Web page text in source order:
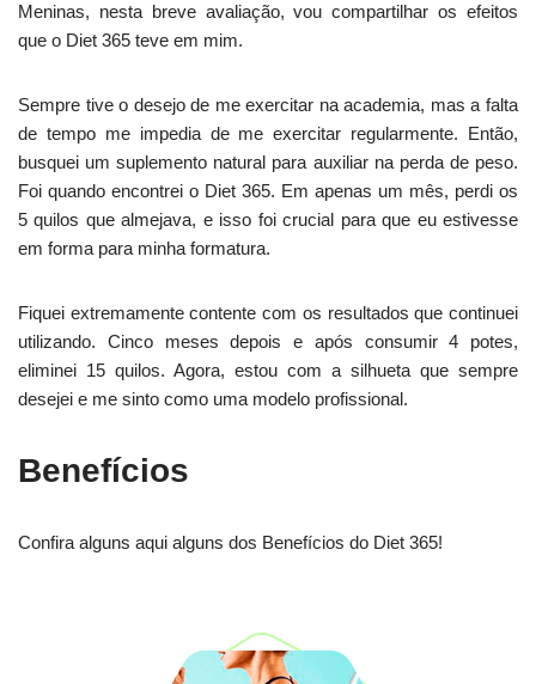
Meninas, nesta breve avaliação, vou compartilhar os efeitos
que o Diet 365 teve em mim.
Sempre tive o desejo de me exercitar na academia, mas a falta
de tempo me impedia de me exercitar regularmente. Então,
busquei um suplemento natural para auxiliar na perda de peso.
Foi quando encontrei o Diet 365. Em apenas um mês, perdi os
5 quilos que almejava, e isso foi crucial para que eu estivesse
em forma para minha formatura.
Fiquei extremamente contente com os resultados que continuei
utilizando. Cinco meses depois e após consumir 4 potes,
eliminei 15 quilos. Agora, estou com a silhueta que sempre
desejei e me sinto como uma modelo profissional.
Benefícios
Confira alguns aqui alguns dos Benefícios do Diet 365!